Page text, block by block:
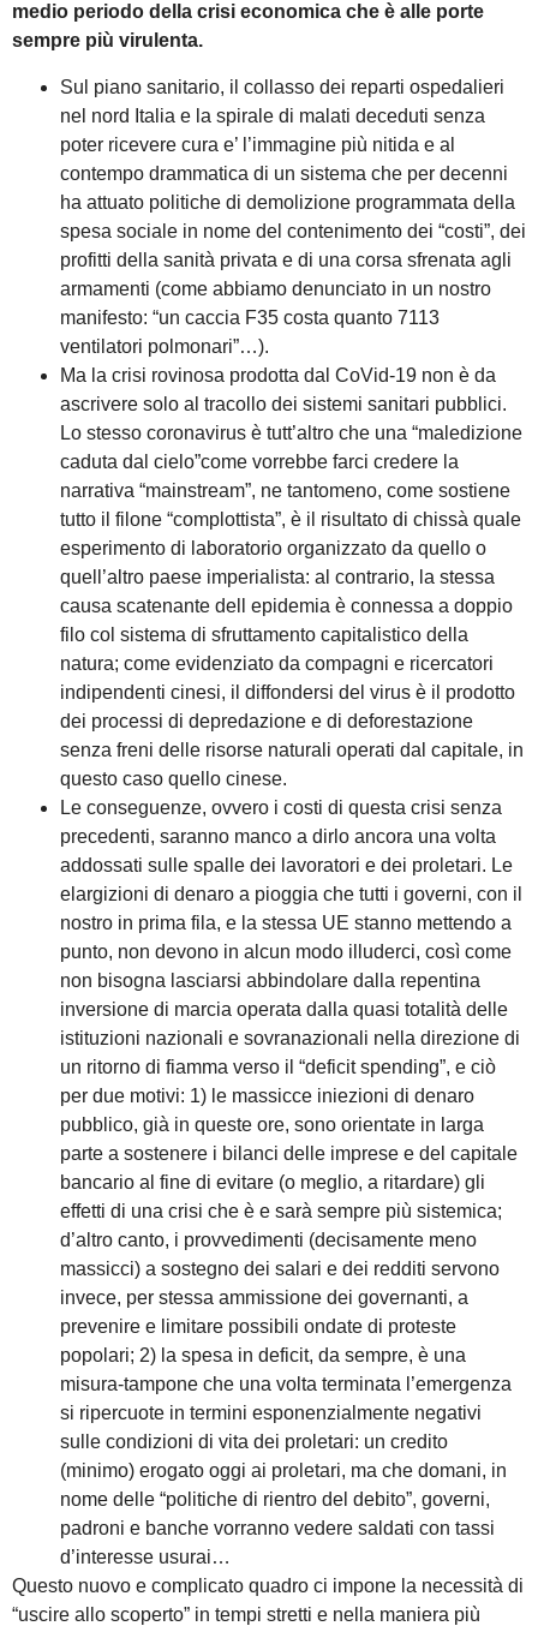
medio periodo della crisi economica che è alle porte
sempre più virulenta.
Sul piano sanitario, il collasso dei reparti ospedalieri
nel nord Italia e la spirale di malati deceduti senza
poter ricevere cura e’ l’immagine più nitida e al
contempo drammatica di un sistema che per decenni
ha attuato politiche di demolizione programmata della
spesa sociale in nome del contenimento dei “costi”, dei
profitti della sanità privata e di una corsa sfrenata agli
armamenti (come abbiamo denunciato in un nostro
manifesto: “un caccia F35 costa quanto 7113
ventilatori polmonari”…).
Ma la crisi rovinosa prodotta dal CoVid-19 non è da
ascrivere solo al tracollo dei sistemi sanitari pubblici.
Lo stesso coronavirus è tutt’altro che una “maledizione
caduta dal cielo”come vorrebbe farci credere la
narrativa “mainstream”, ne tantomeno, come sostiene
tutto il filone “complottista”, è il risultato di chissà quale
esperimento di laboratorio organizzato da quello o
quell’altro paese imperialista: al contrario, la stessa
causa scatenante dell epidemia è connessa a doppio
filo col sistema di sfruttamento capitalistico della
natura; come evidenziato da compagni e ricercatori
indipendenti cinesi, il diffondersi del virus è il prodotto
dei processi di depredazione e di deforestazione
senza freni delle risorse naturali operati dal capitale, in
questo caso quello cinese.
Le conseguenze, ovvero i costi di questa crisi senza
precedenti, saranno manco a dirlo ancora una volta
addossati sulle spalle dei lavoratori e dei proletari. Le
elargizioni di denaro a pioggia che tutti i governi, con il
nostro in prima fila, e la stessa UE stanno mettendo a
punto, non devono in alcun modo illuderci, così come
non bisogna lasciarsi abbindolare dalla repentina
inversione di marcia operata dalla quasi totalità delle
istituzioni nazionali e sovranazionali nella direzione di
un ritorno di fiamma verso il “deficit spending”, e ciò
per due motivi: 1) le massicce iniezioni di denaro
pubblico, già in queste ore, sono orientate in larga
parte a sostenere i bilanci delle imprese e del capitale
bancario al fine di evitare (o meglio, a ritardare) gli
effetti di una crisi che è e sarà sempre più sistemica;
d’altro canto, i provvedimenti (decisamente meno
massicci) a sostegno dei salari e dei redditi servono
invece, per stessa ammissione dei governanti, a
prevenire e limitare possibili ondate di proteste
popolari; 2) la spesa in deficit, da sempre, è una
misura-tampone che una volta terminata l’emergenza
si ripercuote in termini esponenzialmente negativi
sulle condizioni di vita dei proletari: un credito
(minimo) erogato oggi ai proletari, ma che domani, in
nome delle “politiche di rientro del debito”, governi,
padroni e banche vorranno vedere saldati con tassi
d’interesse usurai…
Questo nuovo e complicato quadro ci impone la necessità di
“uscire allo scoperto” in tempi stretti e nella maniera più